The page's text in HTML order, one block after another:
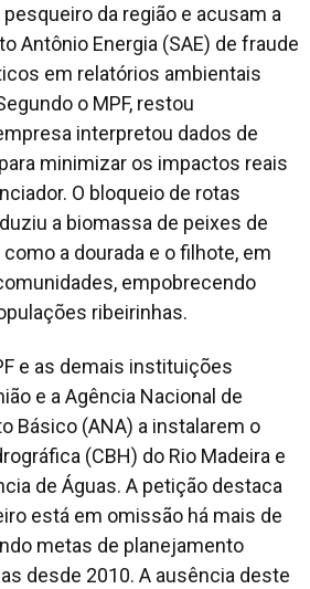
da região e acusam a
Antônio Energia (SAE) de fraude
em relatórios ambientais
o MPF, restou
interpretou dados de
minimizar os impactos reais
O bloqueio de rotas
a biomassa de peixes de
a dourada e o filhote, em
empobrecendo
ribeirinhas.
e as demais instituições
e a Agência Nacional de
Básico (ANA) a instalarem o
(CBH) do Rio Madeira e
de Águas. A petição destaca
está em omissão há mais de
metas de planejamento
desde 2010. A ausência deste